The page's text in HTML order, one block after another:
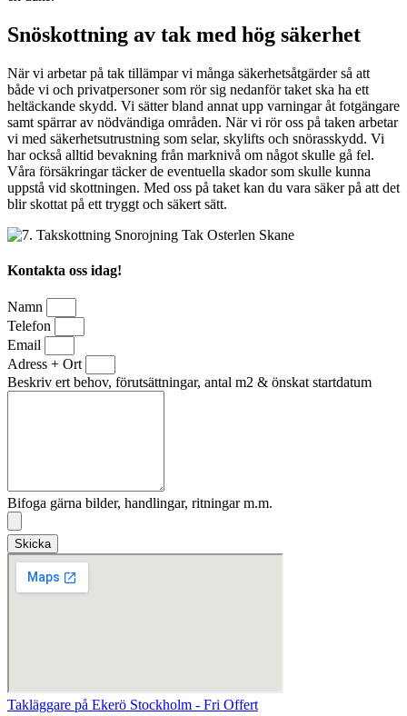
Snöskottning av tak med hög säkerhet
När vi arbetar på tak tillämpar vi många säkerhetsåtgärder så att
både vi och privatpersoner som rör sig nedanför taket ska ha ett
heltäckande skydd. Vi sätter bland annat upp varningar åt fotgängare
samt spärrar av nödvändiga områden. När vi rör oss på taken arbetar
vi med säkerhetsutrustning som selar, skylifts och snörasskydd. Vi
har också alltid bevakning från marknivå om något skulle gå fel.
Våra försäkringar täcker de eventuella skador som skulle kunna
uppstå vid skottningen. Med oss på taket kan du vara säker på att det
blir skottat på ett tryggt och säkert sätt.
Kontakta oss idag!
Namn
Telefon
Email
Adress + Ort
Beskriv ert behov, förutsättningar, antal m2 & önskat startdatum
Bifoga gärna bilder, handlingar, ritningar m.m.
Skicka
Takläggare på Ekerö Stockholm - Fri Offert